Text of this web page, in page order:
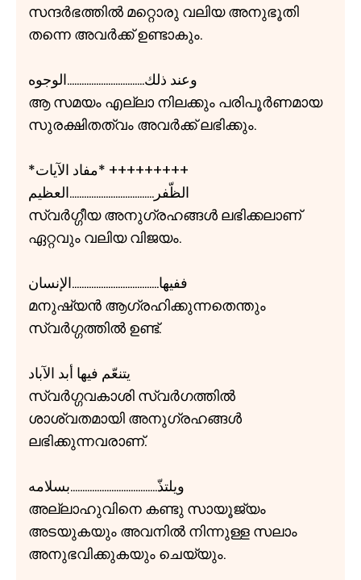
സന്ദർഭത്തിൽ മറ്റൊരു വലിയ അനുഭൂതി
തന്നെ അവർക്ക് ഉണ്ടാകും.
وعند ذلك................................الوجوه
ആ സമയം എല്ലാ നിലക്കും പരിപൂർണമായ
സുരക്ഷിതത്വം അവർക്ക് ലഭിക്കും.
*مفاد الآيات* +++++++++
الظّفر...................................العظيم
സ്വർഗ്ഗീയ അനുഗ്രഹങ്ങൾ ലഭിക്കലാണ്
ഏറ്റവും വലിയ വിജയം.
ففيها....................................الإنسان
മനുഷ്യൻ ആഗ്രഹിക്കുന്നതെന്തും
സ്വർഗ്ഗത്തിൽ ഉണ്ട്.
يتنعّم فيها أبد الآباد
സ്വർഗ്ഗവകാശി സ്വർഗത്തിൽ
ശാശ്വതമായി അനുഗ്രഹങ്ങൾ
ലഭിക്കുന്നവരാണ്.
ويلتذّ....................................بسلامه
അല്ലാഹുവിനെ കണ്ടു സായൂജ്യം
അടയുകയും അവനിൽ നിന്നുള്ള സലാം
അനുഭവിക്കുകയും ചെയ്യും.